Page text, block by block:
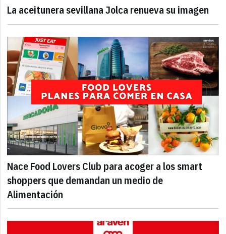
La aceitunera sevillana Jolca renueva su imagen
Nace Food Lovers Club para acoger a los smart
shoppers que demandan un medio de
Alimentación